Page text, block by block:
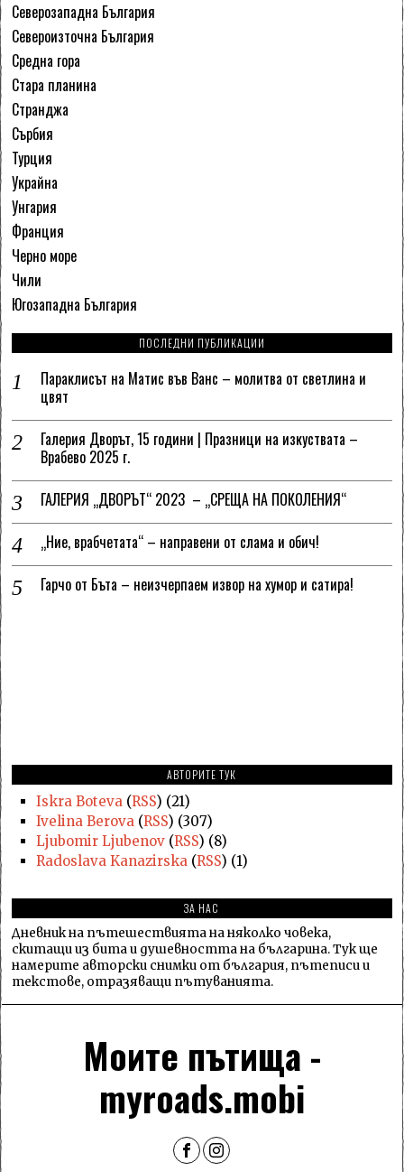
Северозападна България
Североизточна България
Средна гора
Стара планина
Странджа
Сърбия
Турция
Украйна
Унгария
Франция
Черно море
Чили
Югозападна България
ПОСЛЕДНИ ПУБЛИКАЦИИ
Параклисът на Матис във Ванс – молитва от светлина и
цвят
Галерия Дворът, 15 години | Празници на изкуствата –
Врабево 2025 г.
ГАЛЕРИЯ „ДВОРЪТ“ 2023 – „СРЕЩА НА ПОКОЛЕНИЯ“
„Ние, врабчетата“ – направени от слама и обич!
Гарчо от Бъта – неизчерпаем извор на хумор и сатира!
АВТОРИТЕ ТУК
Iskra Boteva(RSS) (21)
Ivelina Berova(RSS) (307)
Ljubomir Ljubenov(RSS) (8)
Radoslava Kanazirska(RSS) (1)
ЗА НАС
Дневник на пътешествията на няколко човека,
скитащи из бита и душевността на българина. Тук ще
намерите авторски снимки от българия, пътеписи и
текстове, отразяващи пътуванията.
Моите пътища -
myroads.mobi